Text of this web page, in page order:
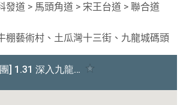
發道 > 馬頭角道 > 宋王台道 > 聯合道
棚藝術村、土瓜灣十三街、九龍城碼頭